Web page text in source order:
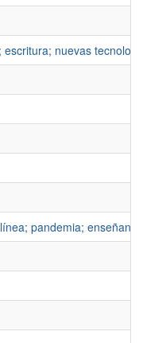
nuevas
pandemia;